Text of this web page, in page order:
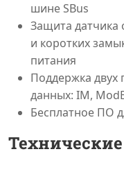
шине SBus
Защита
и коротких
питания
Поддержка двух
данных: IM,
Бесплатное ПО